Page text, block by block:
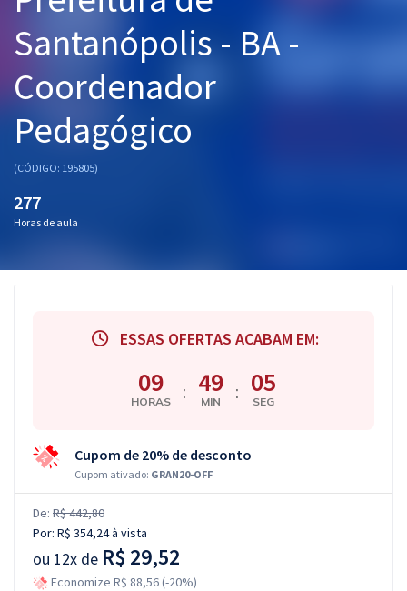
Graduação
OAB
Mentorias
Conteúdo gratuito
Atendimento
Santanópolis - BA -
Coordenador
Pedagógico
(CÓDIGO: 195805)
277
Horas de aula
ESSAS OFERTAS ACABAM EM:
09
HORAS : 49
MIN : 04
SEG
Cupom de 20% de desconto
Cupom ativado: GRAN20-OFF
De: R$ 442,80
Por: R$ 354,24à vista
ou 12x de R$ 29,52
Economize R$ 88,56 (-20%)